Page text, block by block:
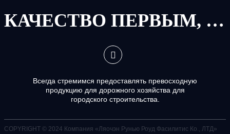
КАЧЕСТВО ПЕРВЫМ, СЕРВИС ПЕРВЫМ
Всегда стремимся предоставлять превосходную
продукцию для дорожного хозяйства для
городского строительства.
COPYRIGHT © 2024 Компания «Ляочэн Рунью Роуд Фасилитис Ко., ЛТД»